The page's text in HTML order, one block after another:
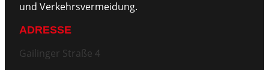
und Verkehrsvermeidung.
ADRESSE
Gailinger Straße 4